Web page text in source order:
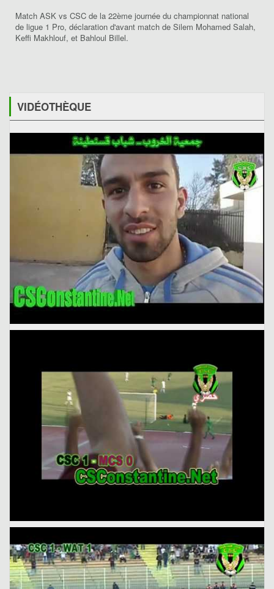
Match ASK vs CSC de la 22ème journée du championnat national
de ligue 1 Pro, déclaration d'avant match de Silem Mohamed Salah,
Keffi Makhlouf, et Bahloul Billel.
VIDÉOTHÈQUE